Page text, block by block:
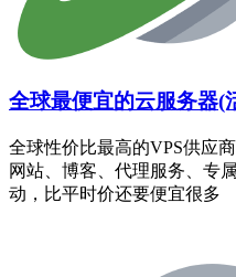
全球最便宜的云服务器(
全球性价比最高的VPS供应
网站、博客、代理服务、专
动，比平时价还要便宜很多